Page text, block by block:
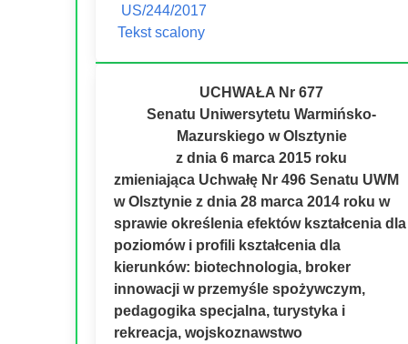
US/244/2017
Tekst scalony
UCHWAŁA Nr 677
Senatu Uniwersytetu Warmińsko-
Mazurskiego w Olsztynie
z dnia 6 marca 2015 roku
zmieniająca Uchwałę Nr 496 Senatu UWM
w Olsztynie z dnia 28 marca 2014 roku w
sprawie określenia efektów kształcenia dla
poziomów i profili kształcenia dla
kierunków: biotechnologia, broker
innowacji w przemyśle spożywczym,
pedagogika specjalna, turystyka i
rekreacja, wojskoznawstwo